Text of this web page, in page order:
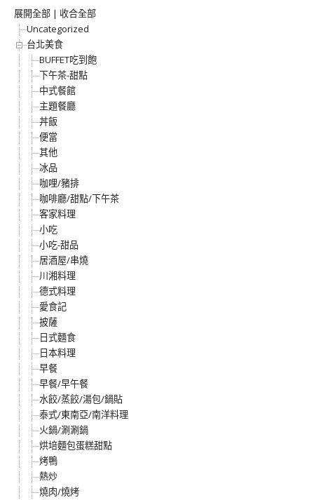
展開全部 | 收合全部
Uncategorized
台北美食
BUFFET吃到飽
下午茶-甜點
中式餐館
主題餐廳
丼飯
便當
其他
冰品
咖哩/豬排
咖啡廳/甜點/下午茶
客家料理
小吃
小吃-甜品
居酒屋/串燒
川湘料理
德式料理
愛食記
披薩
日式麵食
日本料理
早餐
早餐/早午餐
水餃/蒸餃/湯包/鍋貼
泰式/東南亞/南洋料理
火鍋/涮涮鍋
烘培麵包蛋糕甜點
烤鴨
熱炒
燒肉/燒烤